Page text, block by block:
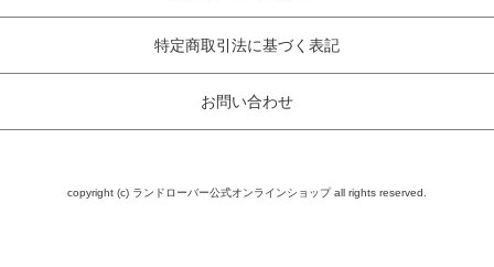
特定商取引法に基づく表記
お問い合わせ
copyright (c) ランドローバー公式オンラインショップ all rights reserved.